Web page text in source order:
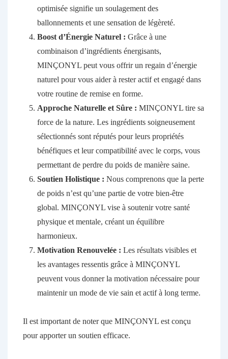
optimisée signifie un soulagement des
ballonnements et une sensation de légèreté.
Boost d’Énergie Naturel : Grâce à une
combinaison d’ingrédients énergisants,
MINÇONYL peut vous offrir un regain d’énergie
naturel pour vous aider à rester actif et engagé dans
votre routine de remise en forme.
Approche Naturelle et Sûre : MINÇONYL tire sa
force de la nature. Les ingrédients soigneusement
sélectionnés sont réputés pour leurs propriétés
bénéfiques et leur compatibilité avec le corps, vous
permettant de perdre du poids de manière saine.
Soutien Holistique : Nous comprenons que la perte
de poids n’est qu’une partie de votre bien-être
global. MINÇONYL vise à soutenir votre santé
physique et mentale, créant un équilibre
harmonieux.
Motivation Renouvelée : Les résultats visibles et
les avantages ressentis grâce à MINÇONYL
peuvent vous donner la motivation nécessaire pour
maintenir un mode de vie sain et actif à long terme.
Il est important de noter que MINÇONYL est conçu
pour apporter un soutien efficace.